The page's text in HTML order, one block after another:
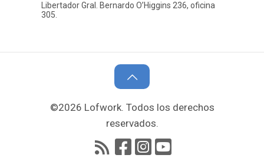
Libertador Gral. Bernardo O’Higgins 236, oficina
305.
©2026 Lofwork. Todos los derechos
reservados.